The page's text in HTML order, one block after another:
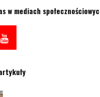
w mediach